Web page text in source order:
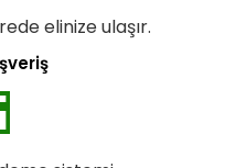
elinize ulaşır.